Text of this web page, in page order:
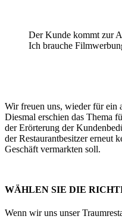
Der Kunde kommt zur
Ich brauche
Wir freuen uns, wieder für ein
Diesmal erschien das Thema
der Erörterung der
der Restaurantbesitzer erneut
Geschäft vermarkten soll.
WÄHLEN SIE DIE
Wenn wir uns unser